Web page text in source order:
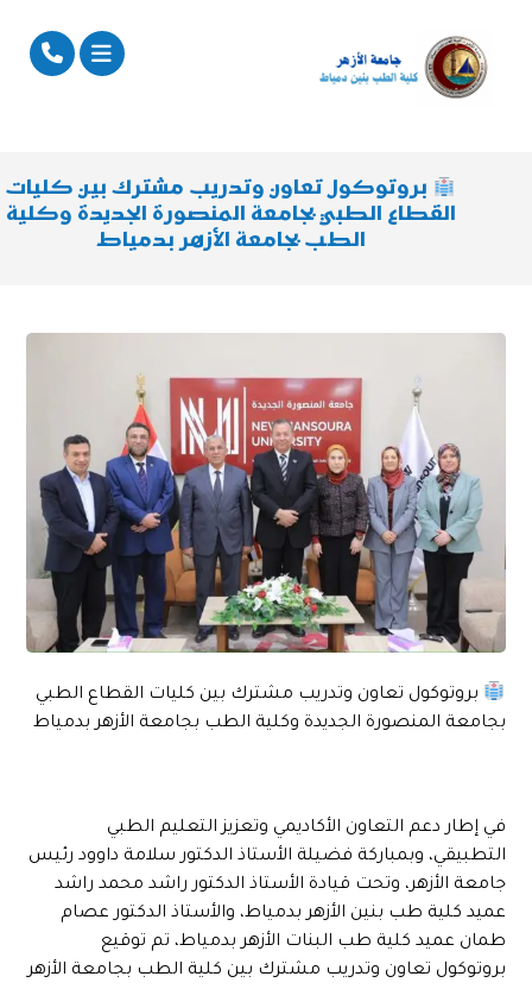
بروتوكول تعاون وتدريب مشترك بين كليات
القطاع الطبي بجامعة المنصورة الجديدة وكلية
الطب بجامعة الأزهر بدمياط
بروتوكول تعاون وتدريب مشترك بين كليات القطاع الطبي
بجامعة المنصورة الجديدة وكلية الطب بجامعة الأزهر بدمياط
في إطار دعم التعاون الأكاديمي وتعزيز التعليم الطبي
التطبيقي، وبمباركة فضيلة الأستاذ الدكتور سلامة داوود رئيس
جامعة الأزهر، وتحت قيادة الأستاذ الدكتور راشد محمد راشد
عميد كلية طب بنين الأزهر بدمياط، والأستاذ الدكتور عصام
طمان عميد كلية طب البنات الأزهر بدمياط، تم توقيع
بروتوكول تعاون وتدريب مشترك بين كلية الطب بجامعة الأزهر